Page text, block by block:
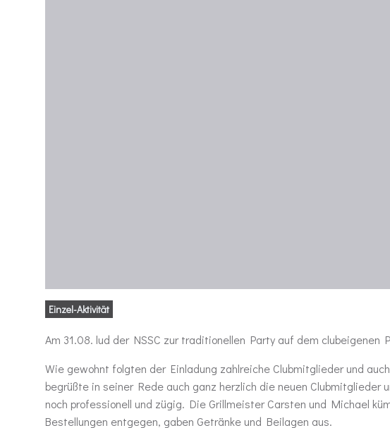
Einzel-Aktivität
Am 31.08. lud der NSSC zur traditionellen Party auf dem clubeigenen
Wie gewohnt folgten der Einladung zahlreiche Clubmitglieder und
begrüßte in seiner Rede auch ganz herzlich die neuen
noch professionell und zügig. Die Grillmeister Carsten und Michael
Bestellungen entgegen, gaben Getränke und Beilagen aus.